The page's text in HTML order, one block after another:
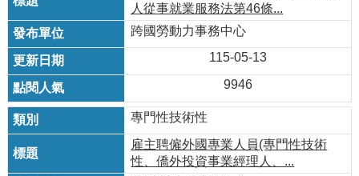
人從事就業服務法第46條...
跨國勞動力事務中心
115-05-13
9946
專門性技術性
雇主聘僱外國專業人員(專門性技術
性、僑外投資事業經理人、...